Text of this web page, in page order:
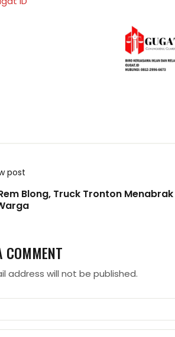
post
Blong, Truck Tronton Menabrak
COMMENT
address will not be published.